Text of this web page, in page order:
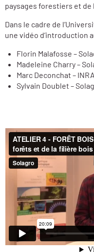
paysages forestiers et
Dans le cadre de
une vidéo d’introduction
Florin Malafosse –
Madeleine Charry –
Marc Deconchat –
Sylvain Doublet –